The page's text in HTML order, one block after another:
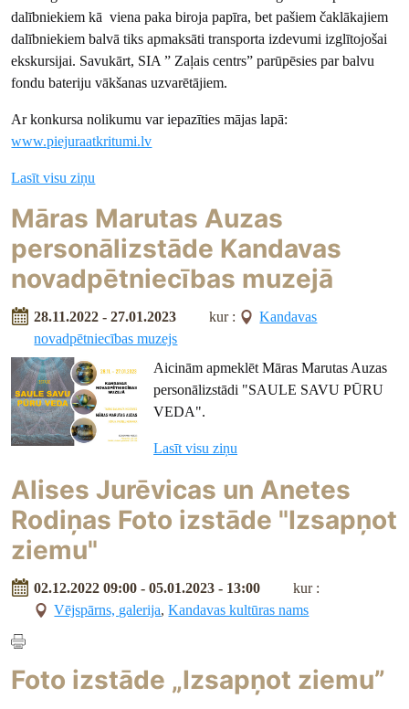
dalībniekiem kā viena paka biroja papīra, bet pašiem čaklākajiem
dalībniekiem balvā tiks apmaksāti transporta izdevumi izglītojošai
ekskursijai. Savukārt, SIA ” Zaļais centrs” parūpēsies par balvu
fondu bateriju vākšanas uzvarētājiem.
Ar konkursa nolikumu var iepazīties mājas lapā:
www.piejuraatkritumi.lv
Lasīt visu ziņu
Māras Marutas Auzas
personālizstāde Kandavas
novadpētniecības muzejā
28.11.2022 - 27.01.2023 kur :
Kandavas
novadpētniecības muzejs
Aicinām apmeklēt Māras Marutas Auzas
personālizstādi "SAULE SAVU PŪRU
VEDA".
Lasīt visu ziņu
Alises Jurēvicas un Anetes
Rodiņas Foto izstāde "Izsapņot
ziemu"
02.12.2022 09:00 - 05.01.2023 - 13:00
kur :
Vējspārns, galerija,Kandavas kultūras nams
Foto izstāde „Izsapņot ziemu”